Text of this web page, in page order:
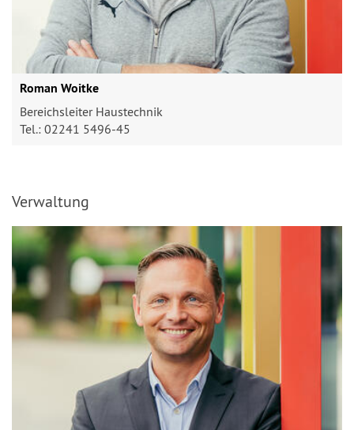
Roman Woitke
Bereichsleiter Haustechnik
Tel.: 02241 5496-45
Verwaltung